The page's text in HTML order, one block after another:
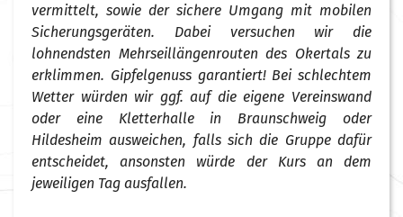
vermittelt, sowie der sichere Umgang mit mobilen
Sicherungsgeräten. Dabei versuchen wir die
lohnendsten Mehrseillängenrouten des Okertals zu
erklimmen. Gipfelgenuss garantiert! Bei schlechtem
Wetter würden wir ggf. auf die eigene Vereinswand
oder eine Kletterhalle in Braunschweig oder
Hildesheim ausweichen, falls sich die Gruppe dafür
entscheidet, ansonsten würde der Kurs an dem
jeweiligen Tag ausfallen.